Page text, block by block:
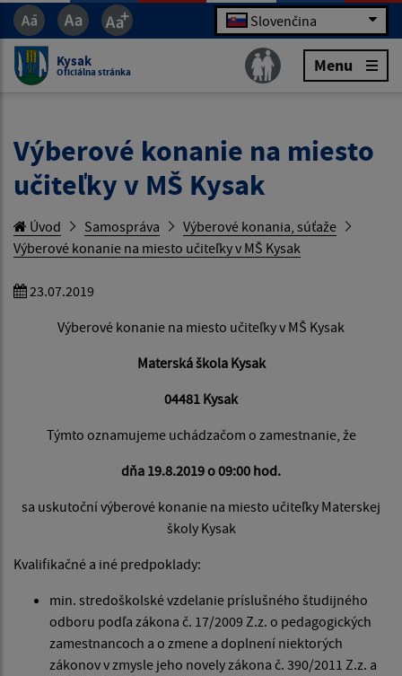
Slovenčina
Kysak
Oficiálna stránka Menu
Výberové konanie na miesto
učiteľky v MŠ Kysak
Úvod Samospráva
Výberové konania, súťaže
Výberové konanie na miesto učiteľky v MŠ Kysak
23.07.2019
Výberové konanie na miesto učiteľky v MŠ Kysak
Materská škola Kysak
04481 Kysak
Týmto oznamujeme uchádzačom o zamestnanie, že
dňa 19.8.2019 o 09:00 hod.
sa uskutoční výberové konanie na miesto učiteľky Materskej
školy Kysak
Kvalifikačné a iné predpoklady:
min. stredoškolské vzdelanie príslušného študijného
odboru podľa zákona č. 17/2009 Z.z. o pedagogických
zamestnancoch a o zmene a doplnení niektorých
zákonov v zmysle jeho novely zákona č. 390/2011 Z.z. a